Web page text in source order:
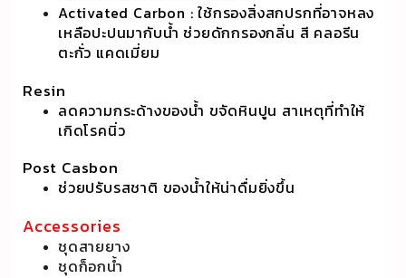
Activated Carbon : ใช้กรองสิ่งสกปรกที่อาจหลง
เหลือปะปนมากับน้ำ ช่วยดักกรองกลิ่น สี คลอรีน
ตะกั่ว แคดเมี่ยม
Resin
ลดความกระด้างของน้ำ ขจัดหินปูน สาเหตุที่ทำให้
เกิดโรคนิ่ว
Post Casbon
ช่วยปรับรสชาติ ของน้ำให้น่าดื่มยิ่งขึ้น
Accessories
ชุดสายยาง
ชุดก็อกน้ำ